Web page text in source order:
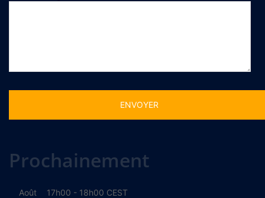
Prochainement
Août
17h00 - 18h00 CEST